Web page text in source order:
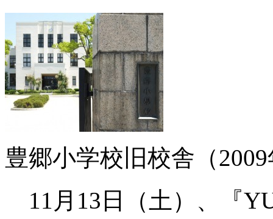
豊郷小学校旧校舎（
11月13日（土）、『